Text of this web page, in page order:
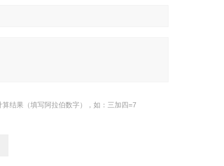
算结果（填写阿拉伯数字），如：三加四=7